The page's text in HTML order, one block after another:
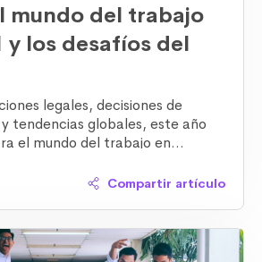
mundo del trabajo
y los desafíos del
legales, decisiones de
tendencias globales, este año
el mundo del trabajo en
en la agenda laboral.Compartir artículo